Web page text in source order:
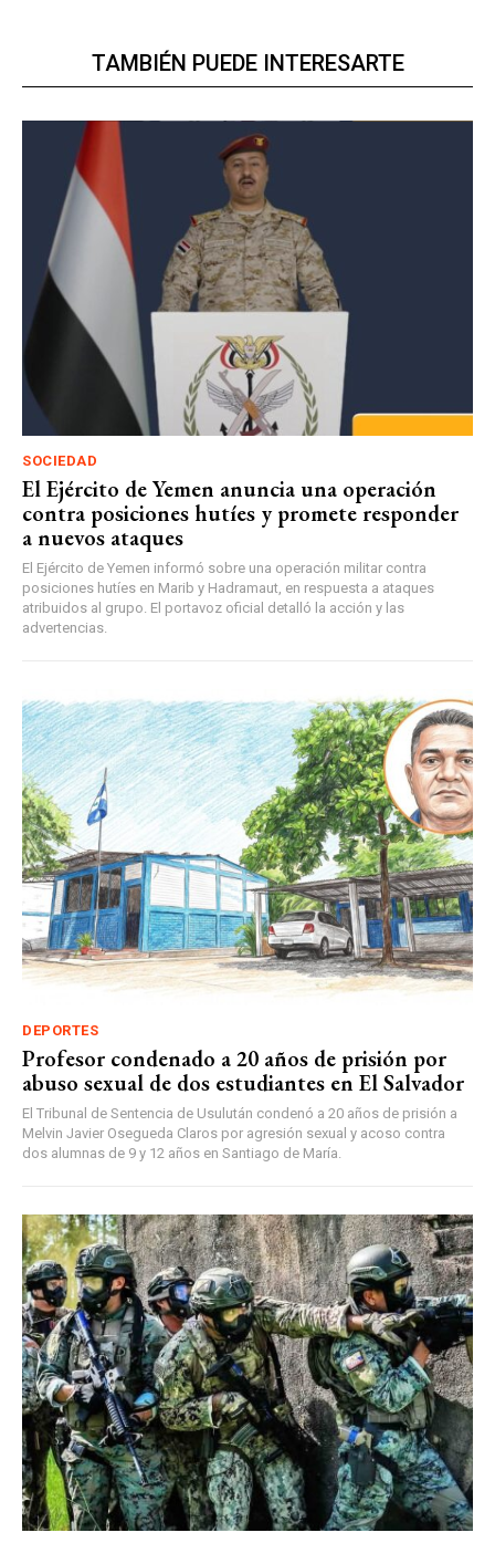
TAMBIÉN PUEDE INTERESARTE
SOCIEDAD
El Ejército de Yemen anuncia una operación
contra posiciones hutíes y promete responder
a nuevos ataques
El Ejército de Yemen informó sobre una operación militar contra
posiciones hutíes en Marib y Hadramaut, en respuesta a ataques
atribuidos al grupo. El portavoz oficial detalló la acción y las
advertencias.
DEPORTES
Profesor condenado a 20 años de prisión por
abuso sexual de dos estudiantes en El Salvador
El Tribunal de Sentencia de Usulután condenó a 20 años de prisión a
Melvin Javier Osegueda Claros por agresión sexual y acoso contra
dos alumnas de 9 y 12 años en Santiago de María.